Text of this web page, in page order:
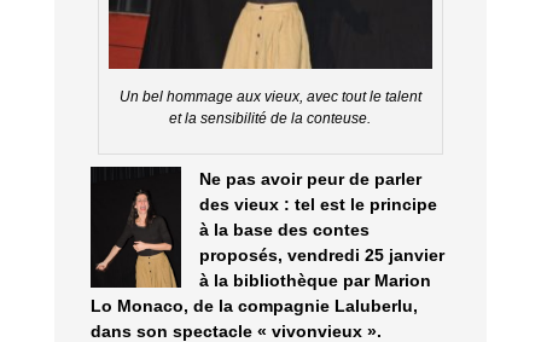
Un bel hommage aux vieux, avec tout le talent
et la sensibilité de la conteuse.
Ne pas avoir peur de parler
des vieux : tel est le principe
à la base des contes
proposés, vendredi 25 janvier
à la bibliothèque par Marion
Lo Monaco, de la compagnie Laluberlu,
dans son spectacle « vivonvieux ».